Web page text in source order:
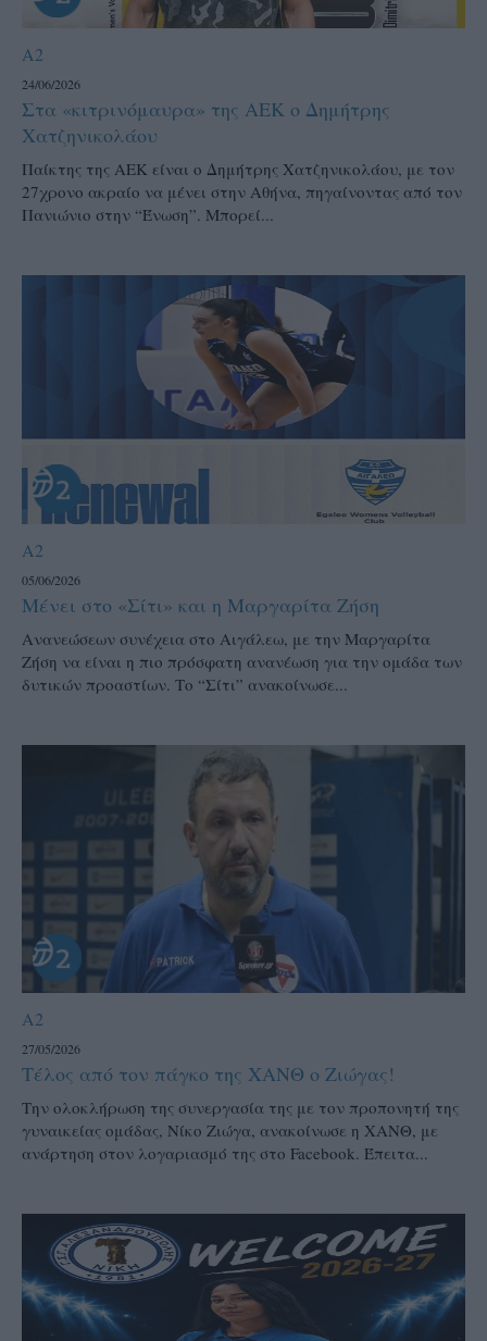
A2
24/06/2026
Στα «κιτρινόμαυρα» της ΑΕΚ ο Δημήτρης
Χατζηνικολάου
Παίκτης της ΑΕΚ είναι ο Δημήτρης Χατζηνικολάου, με τον
27χρονο ακραίο να μένει στην Αθήνα, πηγαίνοντας από τον
Πανιώνιο στην “Ένωση”. Μπορεί...
A2
05/06/2026
Μένει στο «Σίτι» και η Μαργαρίτα Ζήση
Ανανεώσεων συνέχεια στο Αιγάλεω, με την Μαργαρίτα
Ζήση να είναι η πιο πρόσφατη ανανέωση για την ομάδα των
δυτικών προαστίων. Το “Σίτι” ανακοίνωσε...
A2
27/05/2026
Τέλος από τον πάγκο της ΧΑΝΘ ο Ζιώγας!
Την ολοκλήρωση της συνεργασία της με τον προπονητή της
γυναικείας ομάδας, Νίκο Ζιώγα, ανακοίνωσε η ΧΑΝΘ, με
ανάρτηση στον λογαριασμό της στο Facebook. Έπειτα...